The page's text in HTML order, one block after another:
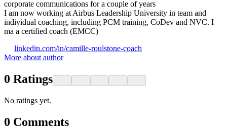
corporate communications for a couple of years
I am now working at Airbus Leadership University in team and
individual coaching, including PCM training, CoDev and NVC. I
ma a certified coach (EMCC)
linkedin.com/in/camille-roulstone-coach
More about author
0 Ratings
No ratings yet.
0 Comments